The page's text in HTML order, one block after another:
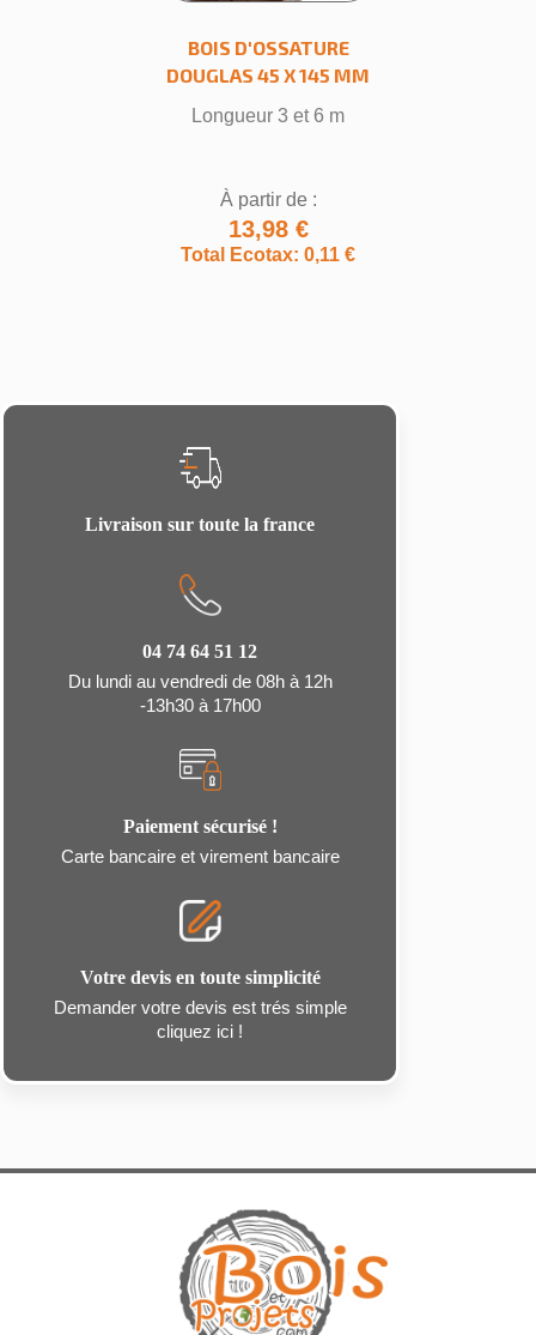
BOIS D'OSSATURE
DOUGLAS 45 X 145 MM
Longueur 3 et 6 m
À partir de :
13,98 €
Total Ecotax: 0,11 €
Livraison sur toute la france
04 74 64 51 12
Du lundi au vendredi de 08h à 12h
-13h30 à 17h00
Paiement sécurisé !
Carte bancaire et virement bancaire
Votre devis en toute simplicité
Demander votre devis est trés simple
cliquez ici !